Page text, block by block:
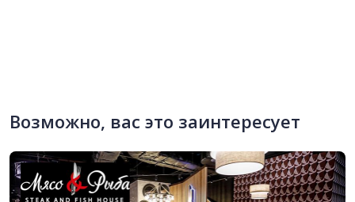
Возможно, вас это заинтересует